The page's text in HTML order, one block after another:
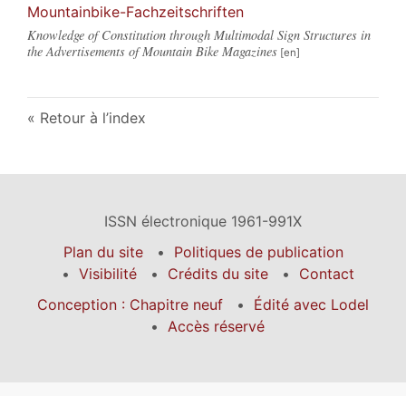
Mountainbike-Fachzeitschriften
Knowledge of Constitution through Multimodal Sign Structures in
the Advertisements of Mountain Bike Magazines
Retour à l’index
ISSN électronique 1961-991X
Plan du site
Politiques de publication
Visibilité
Crédits du site
Contact
Conception : Chapitre neuf
Édité avec Lodel
Accès réservé